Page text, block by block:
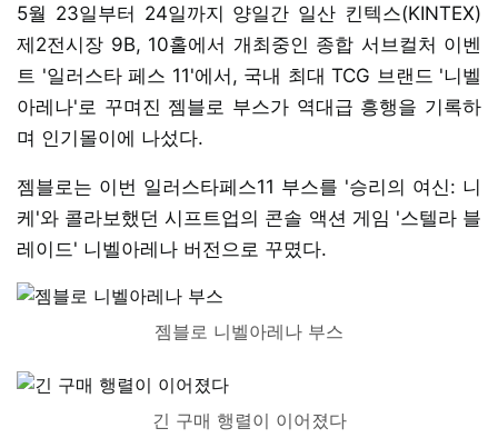
5월 23일부터 24일까지 양일간 일산 킨텍스(KINTEX)
제2전시장 9B, 10홀에서 개최중인 종합 서브컬처 이벤
트 '일러스타 페스 11'에서, 국내 최대 TCG 브랜드 '니벨
아레나'로 꾸며진 젬블로 부스가 역대급 흥행을 기록하
며 인기몰이에 나섰다.
젬블로는 이번 일러스타페스11 부스를 '승리의 여신: 니
케'와 콜라보했던 시프트업의 콘솔 액션 게임 '스텔라 블
레이드' 니벨아레나 버전으로 꾸몄다.
젬블로 니벨아레나 부스
긴 구매 행렬이 이어졌다